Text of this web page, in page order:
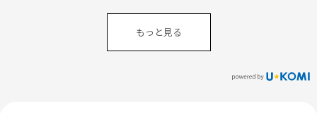
もっと見る